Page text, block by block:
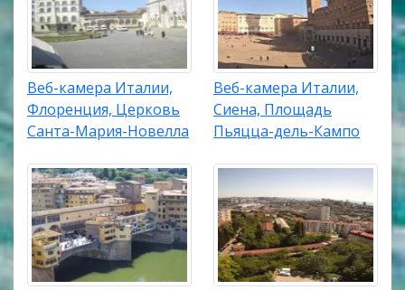
Веб-камера Италии,
Флоренция, Церковь
Санта-Мария-Новелла
Веб-камера Италии,
Сиена, Площадь
Пьяцца-дель-Кампо